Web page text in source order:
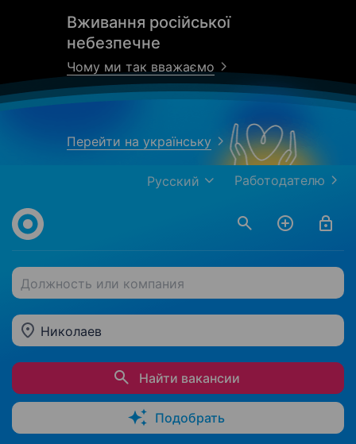
Вживання російської
небезпечне
Чому ми так вважаємо
Перейти на українську
Работодателю
Русский
Должность или компания
Николаев
Найти вакансии
Подобрать